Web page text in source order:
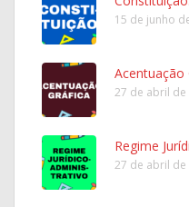
15 de junho
Acentuação
27 de abril de
Regime
27 de abril de